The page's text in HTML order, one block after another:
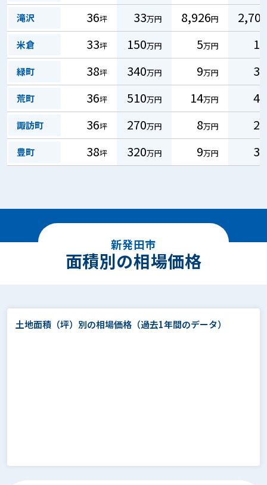
滝沢 36坪 33万円 8,926円 2,700
米倉 33坪 150万円 5万円 1
緑町 38坪 340万円 9万円 3
荒町 36坪 510万円 14万円 4
諏訪町 36坪 270万円 8万円 2
豊町 38坪 320万円 9万円 3
新発田市
面積別の相場価格
土地面積（坪）別の相場価格 （過去1年間のデータ）